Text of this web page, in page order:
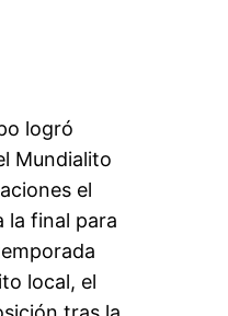
logró
Mundialito
el
la final para
local, el